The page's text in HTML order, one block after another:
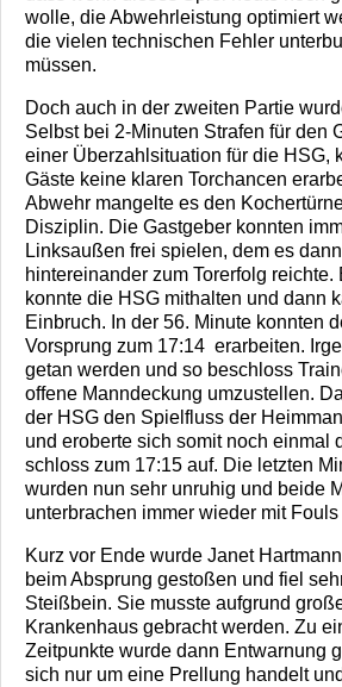
wolle, die Abwehrleistung optimiert
die vielen technischen Fehler
müssen.
Doch auch in der zweiten Partie
Selbst bei 2-Minuten Strafen für den
einer Überzahlsituation für die HSG,
Gäste keine klaren Torchancen
Abwehr mangelte es den
Disziplin. Die Gastgeber konnten
Linksaußen frei spielen, dem es
hintereinander zum Torerfolg reichte.
konnte die HSG mithalten und dann
Einbruch. In der 56. Minute konnten
Vorsprung zum 17:14 erarbeiten.
getan werden und so beschloss
offene Manndeckung umzustellen.
der HSG den Spielfluss der
und eroberte sich somit noch einmal
schloss zum 17:15 auf. Die letzten
wurden nun sehr unruhig und beide
unterbrachen immer wieder mit
Kurz vor Ende wurde Janet
beim Absprung gestoßen und fiel
Steißbein. Sie musste aufgrund
Krankenhaus gebracht werden. Zu
Zeitpunkte wurde dann Entwarnung
sich nur um eine Prellung handelt